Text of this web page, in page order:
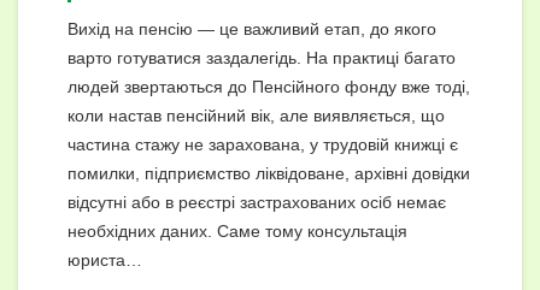
Вихід на пенсію — це важливий етап, до якого
варто готуватися заздалегідь. На практиці багато
людей звертаються до Пенсійного фонду вже тоді,
коли настав пенсійний вік, але виявляється, що
частина стажу не зарахована, у трудовій книжці є
помилки, підприємство ліквідоване, архівні довідки
відсутні або в реєстрі застрахованих осіб немає
необхідних даних. Саме тому консультація
юриста…